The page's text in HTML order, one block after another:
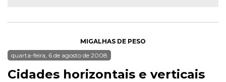
MIGALHAS DE PESO
quarta-feira, 6 de agosto de 2008
Cidades horizontais e verticais